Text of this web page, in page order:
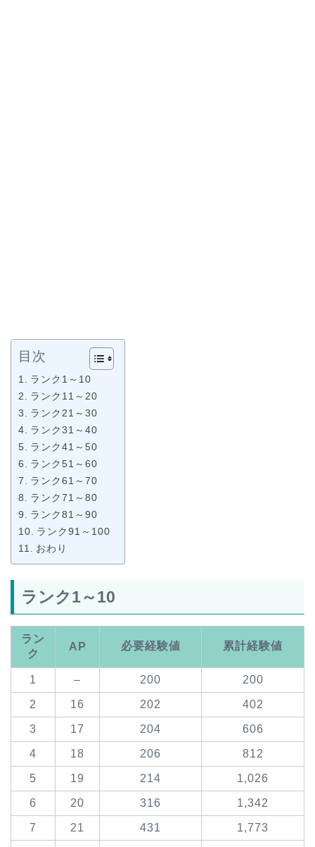
目次
ランク1～10
ランク11～20
ランク21～30
ランク31～40
ランク41～50
ランク51～60
ランク61～70
ランク71～80
ランク81～90
ランク91～100
おわり
ランク1～10
ラン
ク
AP 必要経験値 累計経験値
1 – 200 200
2 16 202 402
3 17 204 606
4 18 206 812
5 19 214 1,026
6 20 316 1,342
7 21 431 1,773